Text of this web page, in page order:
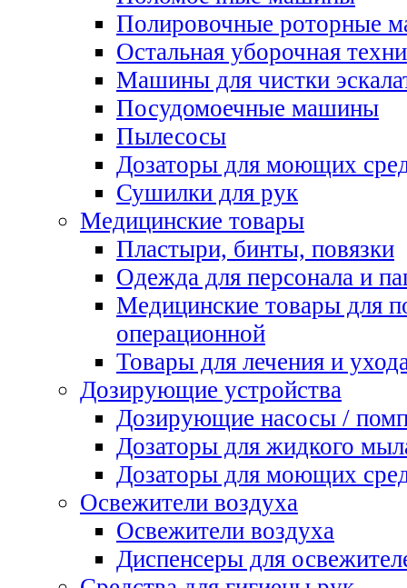
Полировочные роторные
Остальная уборочная
Машины для чистки
Посудомоечные машины
Пылесосы
Дозаторы для моющих
Сушилки для рук
Медицинские товары
Пластыри, бинты, повязки
Одежда для персонала и
Медицинские товары для
операционной
Товары для лечения и
Дозирующие устройства
Дозирующие насосы /
Дозаторы для жидкого
Дозаторы для моющих
Освежители воздуха
Освежители воздуха
Диспенсеры для